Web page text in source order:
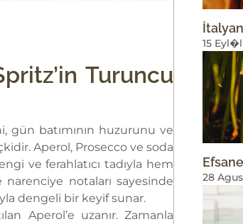
Turuncu
gün batımının huzurunu ve
Aperol, Prosecco ve soda
ve ferahlatıcı tadıyla hem
narenciye notaları sayesinde
dengeli bir keyif sunar.
Aperol’e uzanır. Zamanla
15
28